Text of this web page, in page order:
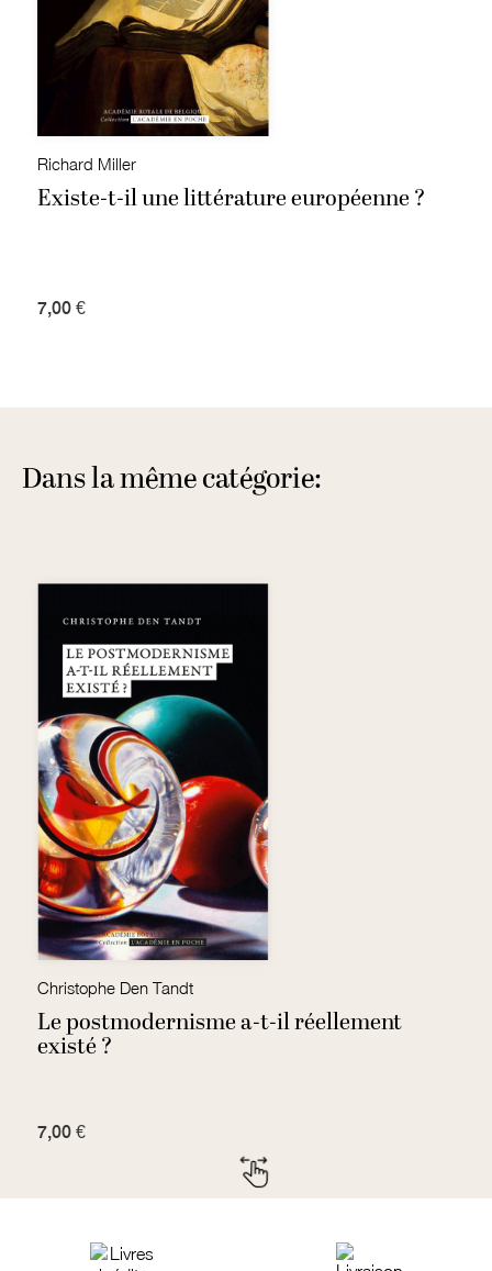
Richard Miller
Existe-t-il une littérature européenne ?
7,00 €
Dans la même catégorie:
Christophe Den Tandt
Le postmodernisme a-t-il réellement
existé ?
7,00 €